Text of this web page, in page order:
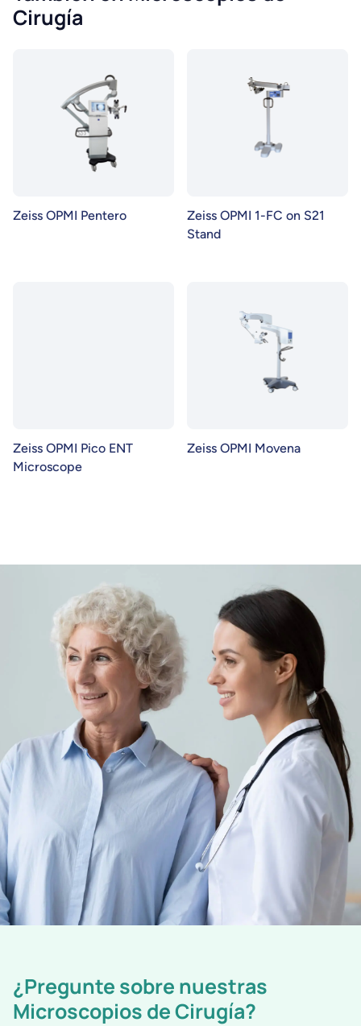
Cirugía
Zeiss OPMI Pentero
Zeiss OPMI 1-FC on S21
Stand
Zeiss OPMI Pico ENT
Microscope
Zeiss OPMI Movena
¿Pregunte sobre nuestras
Microscopios de Cirugía?